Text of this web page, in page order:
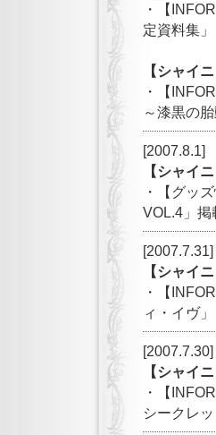
・【
定資料集
【シャイ
・【
～漆黒の
[2007.8.1]
【シャイ
・【グッ
VOL.4」掲
[2007.7.31]
【シャイ
・【
ィ・イヴ
[2007.7.30]
【シャイ
・【
シークレ